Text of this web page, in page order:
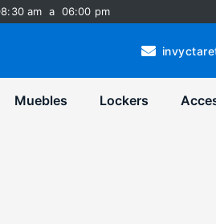
am a 06:00 pm
Muebles Lockers